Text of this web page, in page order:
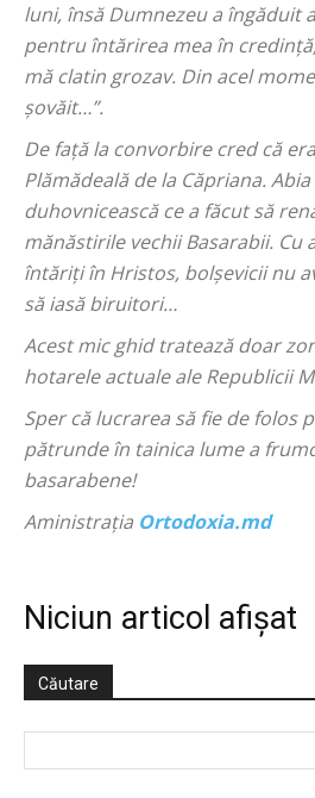
luni, însă Dumnezeu a îngăduit
pentru întărirea mea în
mă clatin grozav. Din acel
șovăit…”.
De față la convorbire cred că
Plămădeală de la Căpriana.
duhovnicească ce a făcut să
mănăstirile vechii Basarabii. Cu
întăriți în Hristos, bolșevicii nu
să iasă biruitori…
Acest mic ghid tratează doar
hotarele actuale ale Republicii
Sper că lucrarea să fie de folos
pătrunde în tainica lume a
basarabene!
Aministraţia Ortodoxia.md
Niciun articol afișat
Căutare